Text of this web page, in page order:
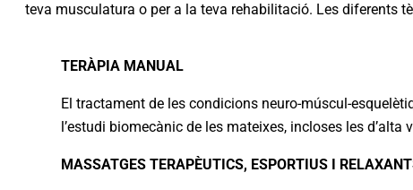
teva musculatura o per a la teva rehabilitació. Les diferents
TERÀPIA MANUAL
El tractament de les condicions neuro-múscul-
l’estudi biomecànic de les mateixes, incloses les
MASSATGES TERAPÈUTICS, ESPORTIUS I